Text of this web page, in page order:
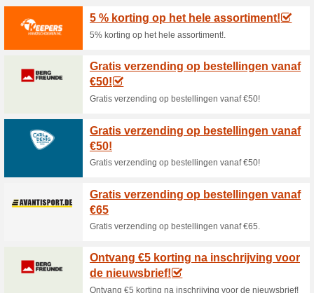
Huidige kortingen
15 % korting op
70% het werkte Coupon
15% korting op